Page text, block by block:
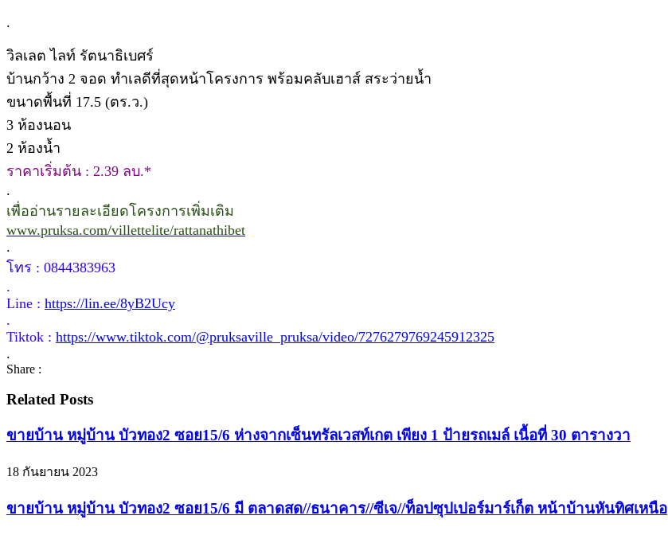
.
วิลเลต ไลท์ รัตนาธิเบศร์
บ้านกว้าง 2 จอด ทำเลดีที่สุดหน้าโครงการ พร้อมคลับเฮาส์ สระว่ายน้ำ
ขนาดพื้นที่ 17.5 (ตร.ว.)
3 ห้องนอน
2 ห้องน้ำ
ราคาเริ่มต้น : 2.39 ลบ.*
.
เพื่ออ่านรายละเอียดโครงการเพิ่มเติม
www.pruksa.com/villettelite/rattanathibet
.
โทร : 0844383963
.
Line : https://lin.ee/8yB2Ucy
.
Tiktok : https://www.tiktok.com/@pruksaville_pruksa/video/7276279769245912325
.
Share :
Related Posts
ขายบ้าน หมู่บ้าน บัวทอง2 ซอย15/6 ห่างจากเซ็นทรัลเวสท์เกต เพียง 1 ป้ายรถเมล์ เนื้อที่ 30 ตารางวา
18 กันยายน 2023
ขายบ้าน หมู่บ้าน บัวทอง2 ซอย15/6 มี ตลาดสด//ธนาคาร//ซีเจ//ท็อปซุปเปอร์มาร์เก็ต หน้าบ้านหันทิศเหนือ